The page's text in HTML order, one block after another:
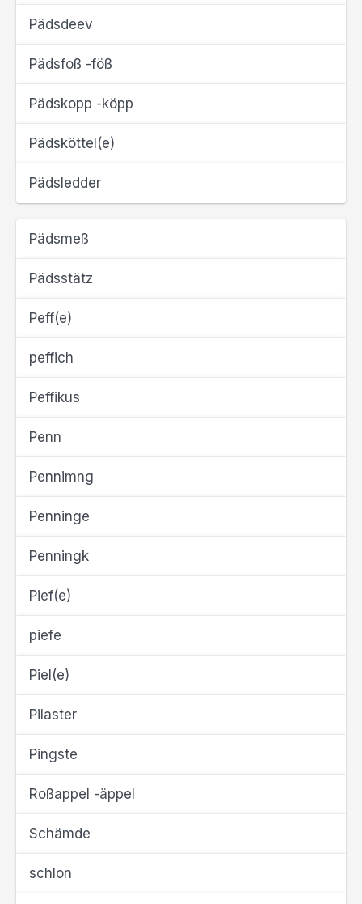
Pädsdeev
Pädsfoß -föß
Pädskopp -köpp
Pädsköttel(e)
Pädsledder
Pädsmeß
Pädsstätz
Peff(e)
peffich
Peffikus
Penn
Pennimng
Penninge
Penningk
Pief(e)
piefe
Piel(e)
Pilaster
Pingste
Roßappel -äppel
Schämde
schlon